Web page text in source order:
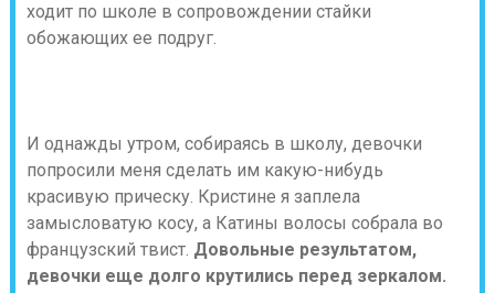
ходит по школе в сопровождении стайки
обожающих ее подруг.
И однажды утром, собираясь в школу, девочки
попросили меня сделать им какую-нибудь
красивую прическу. Кристине я заплела
замысловатую косу, а Катины волосы собрала во
французский твист. Довольные результатом,
девочки еще долго крутились перед зеркалом.